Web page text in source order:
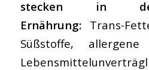
stecken in
Ernährung:Trans-
Süßstoffe,